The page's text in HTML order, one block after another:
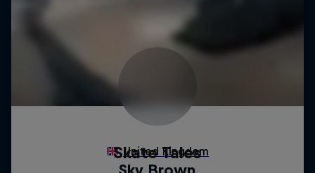
Skate Tales